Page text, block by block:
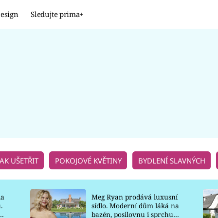
Sledujte prima+
UŠETŘIT POKOJOVÉ KVĚTINY BYDLENÍ SLAVNÝCH
Meg Ryan prodává luxusní
sídlo. Moderní dům láká na
bazén, posilovnu i sprchu